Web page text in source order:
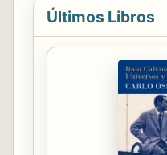
Últimos Libros